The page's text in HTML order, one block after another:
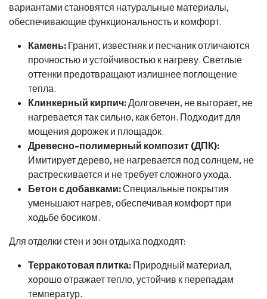
вариантами становятся натуральные материалы,
обеспечивающие функциональность и комфорт.
Камень: Гранит, известняк и песчаник отличаются
прочностью и устойчивостью к нагреву. Светлые
оттенки предотвращают излишнее поглощение
тепла.
Клинкерный кирпич:Долговечен, не выгорает, не
нагревается так сильно, как бетон. Подходит для
мощения дорожек и площадок.
Древесно-полимерный композит (ДПК):
Имитирует дерево, не нагревается под солнцем, не
растрескивается и не требует сложного ухода.
Бетон с добавками:Специальные покрытия
уменьшают нагрев, обеспечивая комфорт при
ходьбе босиком.
Для отделки стен и зон отдыха подходят:
Терракотовая плитка: Природный материал,
хорошо отражает тепло, устойчив к перепадам
температур.